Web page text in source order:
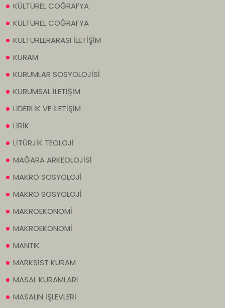
KÜLTÜREL COĞRAFYA
KÜLTÜREL COĞRAFYA
KÜLTÜRLERARASI İLETİŞİM
KURAM
KURUMLAR SOSYOLOJİSİ
KURUMSAL İLETİŞİM
LİDERLİK VE İLETİŞİM
LİRİK
LİTÜRJİK TEOLOJİ
MAĞARA ARKEOLOJİSİ
MAKRO SOSYOLOJİ
MAKRO SOSYOLOJİ
MAKROEKONOMİ
MAKROEKONOMİ
MANTIK
MARKSİST KURAM
MASAL KURAMLARI
MASALIN İŞLEVLERİ